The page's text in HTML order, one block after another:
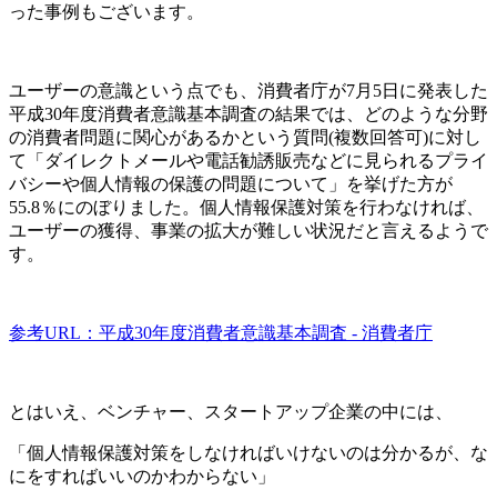
った事例もございます。
ユーザーの意識という点でも、消費者庁が7月5日に発表した
平成30年度消費者意識基本調査の結果では、どのような分野
の消費者問題に関心があるかという質問(複数回答可)に対し
て「ダイレクトメールや電話勧誘販売などに見られるプライ
バシーや個人情報の保護の問題について」を挙げた方が
55.8％にのぼりました。個人情報保護対策を行わなければ、
ユーザーの獲得、事業の拡大が難しい状況だと言えるようで
す。
参考URL：平成30年度消費者意識基本調査 - 消費者庁
とはいえ、ベンチャー、スタートアップ企業の中には、
「個人情報保護対策をしなければいけないのは分かるが、な
にをすればいいのかわからない」